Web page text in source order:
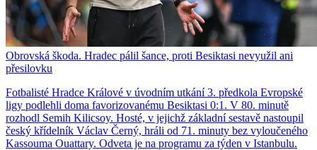
Obrovská škoda. Hradec pálil šance, proti Besiktasi nevyužil ani
přesilovku
Fotbalisté Hradce Králové v úvodním utkání 3. předkola Evropské
ligy podlehli doma favorizovanému Besiktasi 0:1. V 80. minutě
rozhodl Semih Kilicsoy. Hosté, v jejichž základní sestavě nastoupil
český křídelník Václav Černý, hráli od 71. minuty bez vyloučeného
Kassouma Ouattary. Odveta je na programu za týden v Istanbulu.